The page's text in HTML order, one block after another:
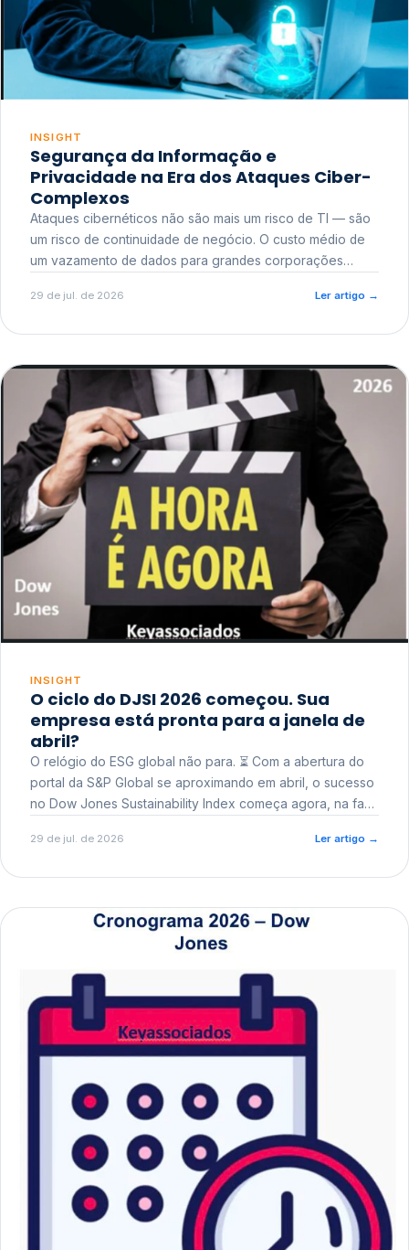
INSIGHT
Segurança da Informação e
Privacidade na Era dos Ataques Ciber-
Complexos
Ataques cibernéticos não são mais um risco de TI — são
um risco de continuidade de negócio. O custo médio de
um vazamento de dados para grandes corporações
reputacional e o risco regulatório junto a órgãos como a
29 de jul. de 2026 Ler artigo →
INSIGHT
O ciclo do DJSI 2026 começou. Sua
empresa está pronta para a janela de
abril?
O relógio do ESG global não para. ⏳ Com a abertura do
portal da S&P Global se aproximando em abril, o sucesso
no Dow Jones Sustainability Index começa agora, na fase
29 de jul. de 2026 Ler artigo →